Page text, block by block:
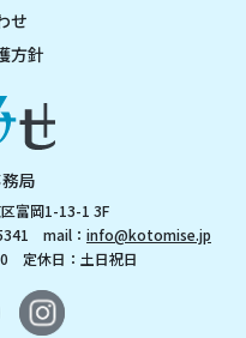
せ
方針
局
富岡1-13-1 3F
mail： info@kotomise.jp
定休日：土日祝日